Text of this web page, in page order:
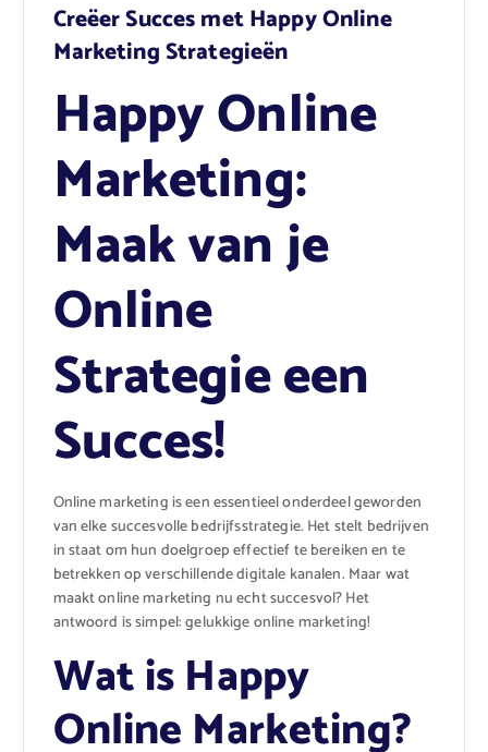
Creëer Succes met Happy Online
Marketing Strategieën
Happy Online
Marketing:
Maak van je
Online
Strategie een
Succes!
Online marketing is een essentieel onderdeel geworden
van elke succesvolle bedrijfsstrategie. Het stelt bedrijven
in staat om hun doelgroep effectief te bereiken en te
betrekken op verschillende digitale kanalen. Maar wat
maakt online marketing nu echt succesvol? Het
antwoord is simpel: gelukkige online marketing!
Wat is Happy
Online Marketing?